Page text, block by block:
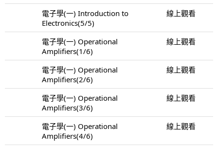
電子學(一) Introduction to
Electronics(5/5)
線上觀看
電子學(一) Operational
Amplifiers(1/6)
線上觀看
電子學(一) Operational
Amplifiers(2/6)
線上觀看
電子學(一) Operational
Amplifiers(3/6)
線上觀看
電子學(一) Operational
Amplifiers(4/6)
線上觀看